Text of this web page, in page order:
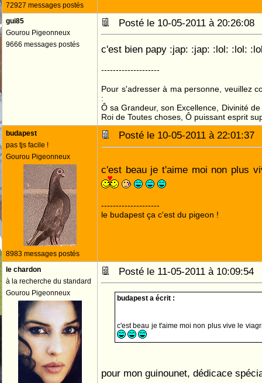
72927 messages postés
gui85
Gourou Pigeonneux
9666 messages postés
Posté le 10-05-2011 à
c'est bien papy :jap: :jap: :lol: :lol:
--------------------
Pour s'adresser à ma personne, veuillez
:
Ô sa Grandeur, son Excellence, Divinité
Roi de Toutes choses, Ô puissant esprit
budapest
pas tjs facile !
Gourou Pigeonneux
8983 messages postés
Posté le 10-05-2011 à
c'est beau je t'aime moi non plus
--------------------
le budapest ça c'est du pigeon !
le chardon
à la recherche du standard
Gourou Pigeonneux
Posté le 11-05-2011 à 10:09:54
budapest a écrit :
c'est beau je t'aime moi non plus vive le
pour mon guinounet, dédicace